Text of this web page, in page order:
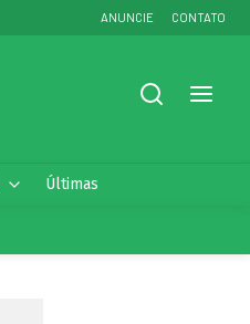
ANUNCIE CONTATO
Últimas